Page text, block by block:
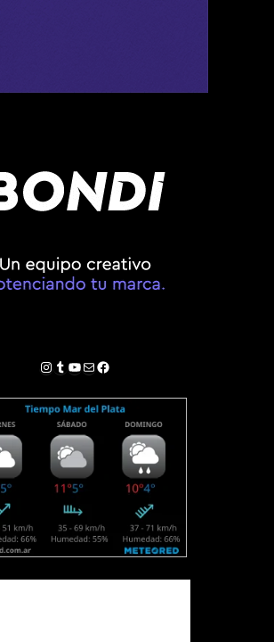
Instagram
Tumblr
YouTube
Correo electrónico
Facebook